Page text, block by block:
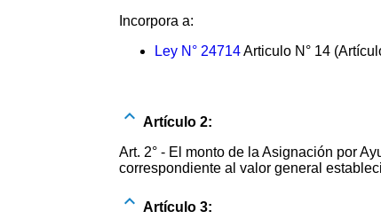
Incorpora a:
Ley N° 24714Articulo N° 14
Artículo 2:
Art. 2° - El monto de la Asignación por
correspondiente al valor general
Artículo 3: